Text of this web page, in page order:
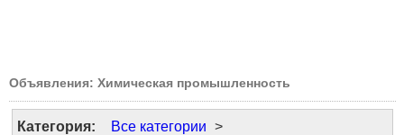
Объявления: Химическая промышленность
Категория: Все категории >